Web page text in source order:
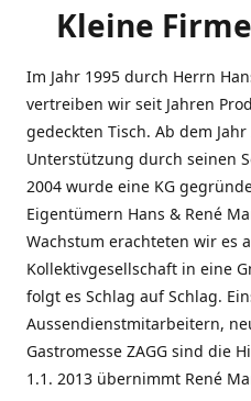
Kleine
Im Jahr 1995 durch Herrn
vertreiben wir seit Jahren
gedeckten Tisch. Ab dem
Unterstützung durch seinen
2004 wurde eine KG
Eigentümern Hans & René
Wachstum erachteten wir es
Kollektivgesellschaft in eine
folgt es Schlag auf Schlag.
Aussendienstmitarbeitern,
Gastromesse ZAGG sind die
1.1. 2013 übernimmt René